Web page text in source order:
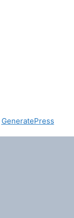
GeneratePress